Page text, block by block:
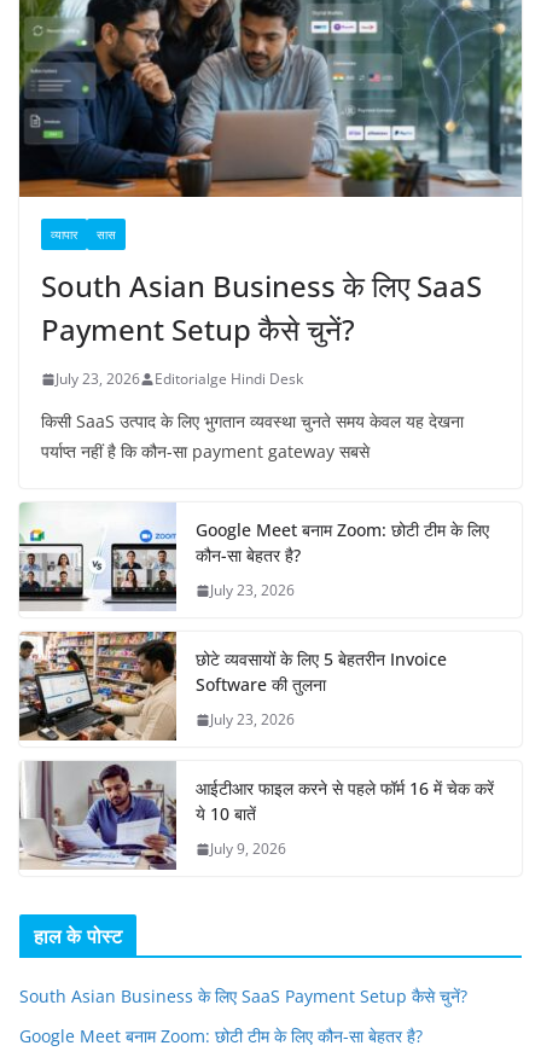
व्यापार सास
South Asian Business के लिए SaaS
Payment Setup कैसे चुनें?
July 23, 2026 Editorialge Hindi Desk
किसी SaaS उत्पाद के लिए भुगतान व्यवस्था चुनते समय केवल यह देखना
पर्याप्त नहीं है कि कौन-सा payment gateway सबसे
Google Meet बनाम Zoom: छोटी टीम के लिए
कौन-सा बेहतर है?
July 23, 2026
छोटे व्यवसायों के लिए 5 बेहतरीन Invoice
Software की तुलना
July 23, 2026
आईटीआर फाइल करने से पहले फॉर्म 16 में चेक करें
ये 10 बातें
July 9, 2026
हाल के पोस्ट
South Asian Business के लिए SaaS Payment Setup कैसे चुनें?
Google Meet बनाम Zoom: छोटी टीम के लिए कौन-सा बेहतर है?